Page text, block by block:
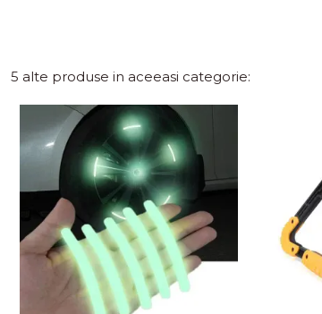
5 alte produse in aceeasi categorie: